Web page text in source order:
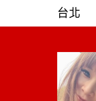
台北